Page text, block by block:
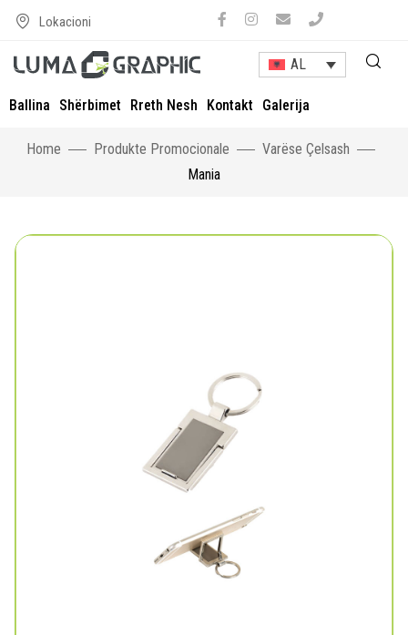
Lokacioni
AL
Ballina Shërbimet Rreth Nesh Kontakt Galerija
Home Produkte Promocionale
Varëse Çelsash
Mania